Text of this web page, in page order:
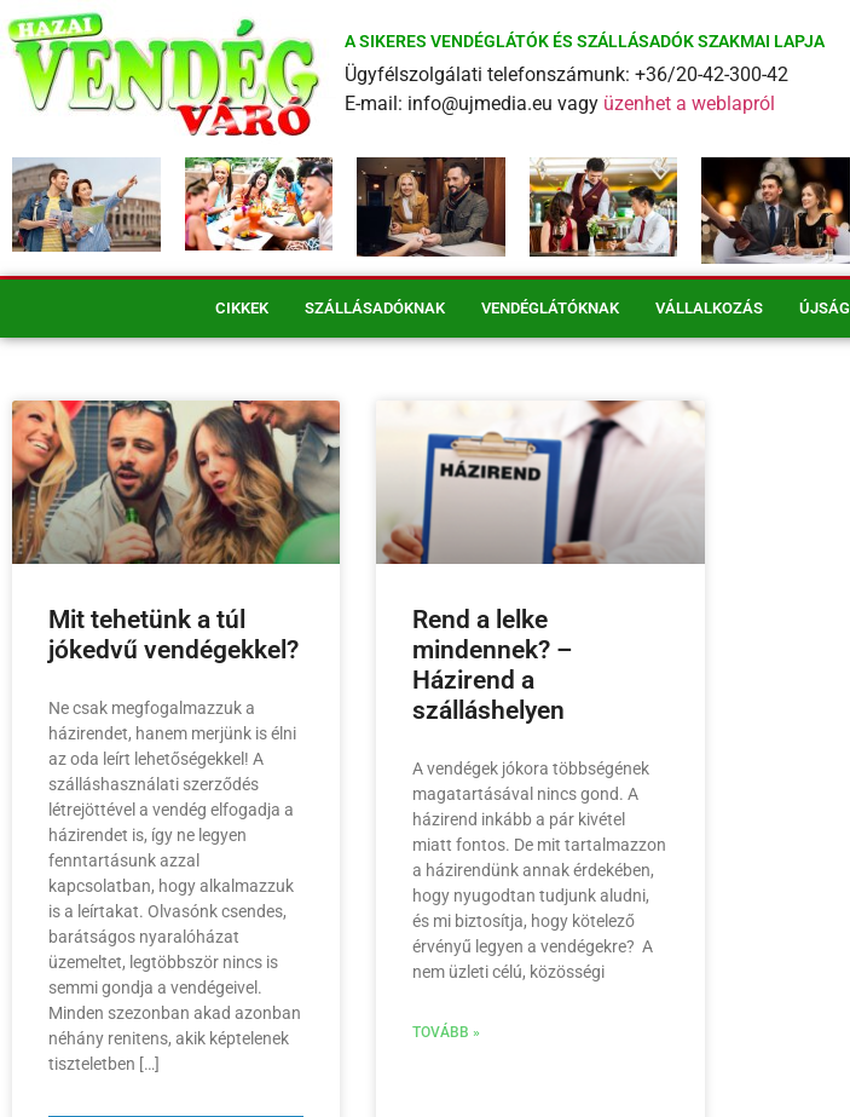
A SIKERES VENDÉGLÁTÓK ÉS SZÁLLÁSADÓK SZAKMAI LAPJA
Ügyfélszolgálati telefonszámunk: +36/20-42-300-42
E-mail: info@ujmedia.eu vagy üzenhet a weblapról
CIKKEK SZÁLLÁSADÓKNAK VENDÉGLÁTÓKNAK VÁLLALKOZÁS ÚJSÁG
Mit tehetünk a túl
jókedvű vendégekkel?
Ne csak megfogalmazzuk a
házirendet, hanem merjünk is élni
az oda leírt lehetőségekkel! A
szálláshasználati szerződés
létrejöttével a vendég elfogadja a
házirendet is, így ne legyen
fenntartásunk azzal
kapcsolatban, hogy alkalmazzuk
is a leírtakat. Olvasónk csendes,
barátságos nyaralóházat
üzemeltet, legtöbbször nincs is
semmi gondja a vendégeivel.
Minden szezonban akad azonban
néhány renitens, akik képtelenek
tiszteletben […]
Rend a lelke
mindennek? –
Házirend a
szálláshelyen
A vendégek jókora többségének
magatartásával nincs gond. A
házirend inkább a pár kivétel
miatt fontos. De mit tartalmazzon
a házirendünk annak érdekében,
hogy nyugodtan tudjunk aludni,
és mi biztosítja, hogy kötelező
érvényű legyen a vendégekre? A
nem üzleti célú, közösségi
TOVÁBB »